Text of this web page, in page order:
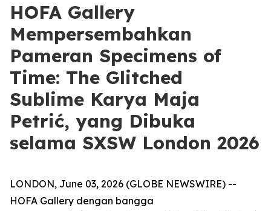
HOFA Gallery
Mempersembahkan
Pameran Specimens of
Time: The Glitched
Sublime Karya Maja
Petrić, yang Dibuka
selama SXSW London 2026
LONDON, June 03, 2026 (GLOBE NEWSWIRE) --
HOFA Gallery dengan bangga